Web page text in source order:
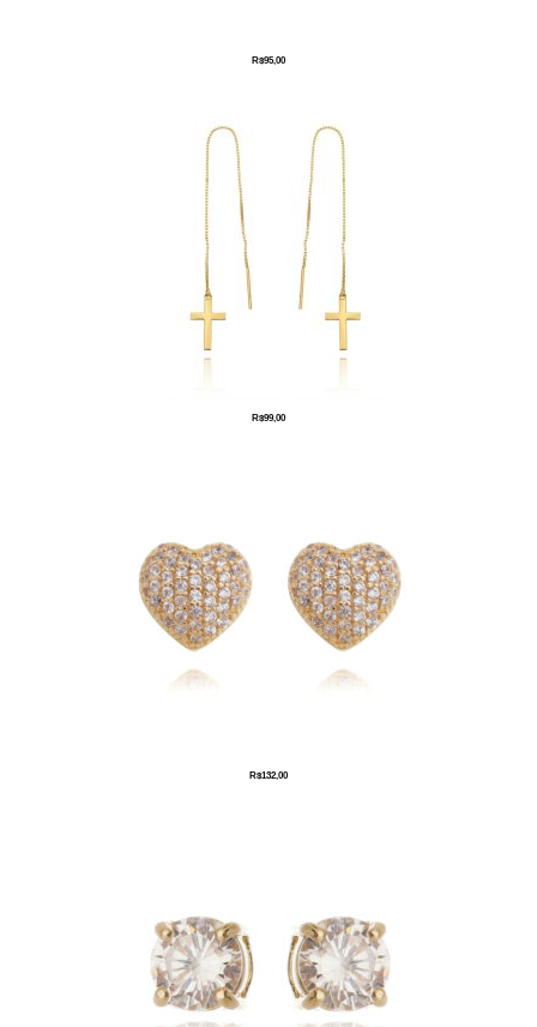
R$95,00
R$99,00
R$132,00